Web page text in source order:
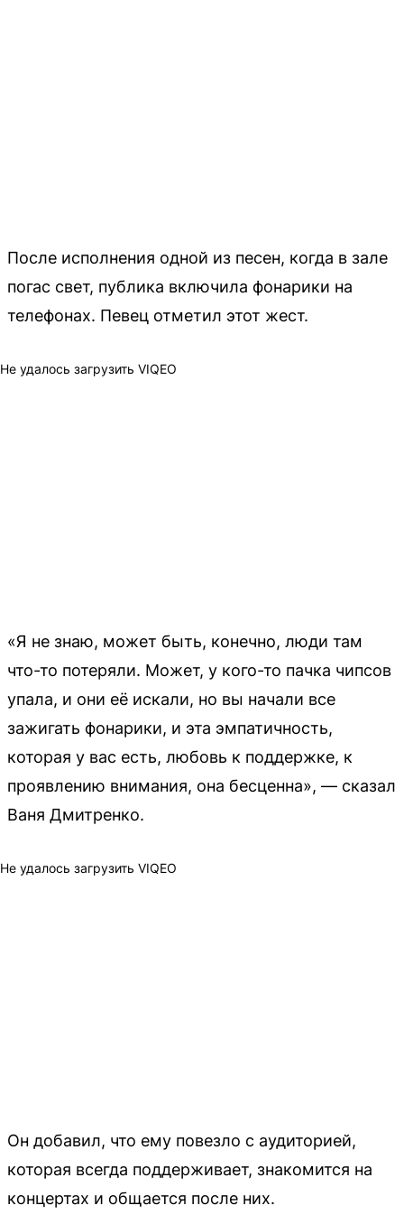
После исполнения одной из песен, когда в зале
погас свет, публика включила фонарики на
телефонах. Певец отметил этот жест.
Не удалось загрузить VIQEO
«Я не знаю, может быть, конечно, люди там
что-то потеряли. Может, у кого-то пачка чипсов
упала, и они её искали, но вы начали все
зажигать фонарики, и эта эмпатичность,
которая у вас есть, любовь к поддержке, к
проявлению внимания, она бесценна», — сказал
Ваня Дмитренко.
Не удалось загрузить VIQEO
Он добавил, что ему повезло с аудиторией,
которая всегда поддерживает, знакомится на
концертах и общается после них.